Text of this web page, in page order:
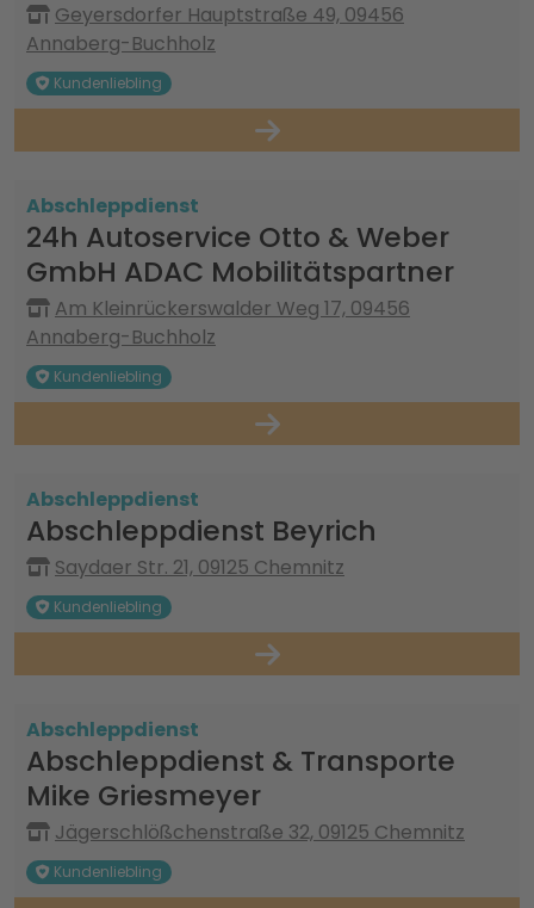
Geyersdorfer Hauptstraße 49, 09456
Annaberg-Buchholz
Kundenliebling
Abschleppdienst
24h Autoservice Otto & Weber
GmbH ADAC Mobilitätspartner
Am Kleinrückerswalder Weg 17, 09456
Annaberg-Buchholz
Kundenliebling
Abschleppdienst
Abschleppdienst Beyrich
Saydaer Str. 21, 09125 Chemnitz
Kundenliebling
Abschleppdienst
Abschleppdienst & Transporte
Mike Griesmeyer
Jägerschlößchenstraße 32, 09125 Chemnitz
Kundenliebling